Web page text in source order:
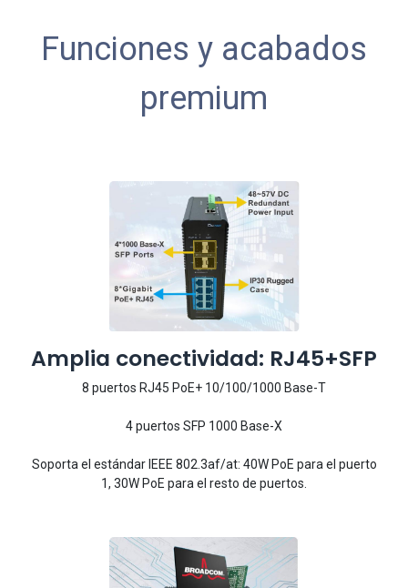
Funciones y acabados
premium
Amplia conectividad: RJ45+SFP
8 puertos RJ45 PoE+ 10/100/1000 Base-T
4 puertos SFP 1000 Base-X
Soporta el estándar IEEE 802.3af/at: 40W PoE para el puerto
1, 30W PoE para el resto de puertos.